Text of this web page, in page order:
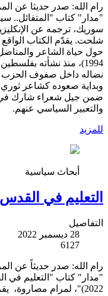
رام الله: صدر حديثا عن
"مدار" كتاب "المتفائل..
سوريك، ترجمه عن
1994)، منذ نشأته
وبداية صعوده كشاعر
ضمن جيل شعراء شارك في
والتعبير السياسي عنهم.
للمزيد
أبحاث سياسية
التعليم في
التفاصيل
28 ديسمبر 2022
6127
رام الله: صدر حديثاً عن